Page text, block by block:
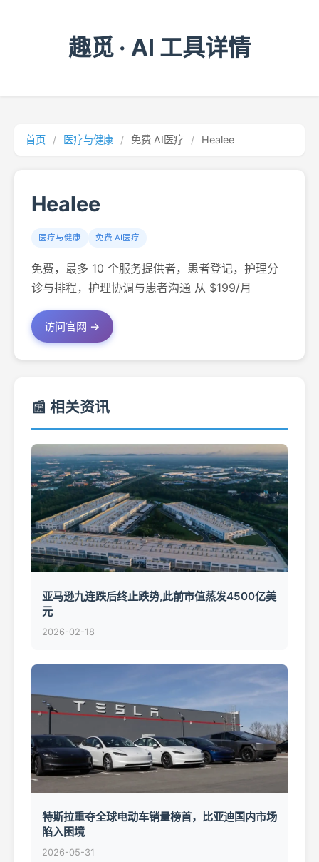
趣觅 · AI 工具详情
首页 / 医疗与健康 / 免费 AI医疗 / Healee
Healee
医疗与健康 免费 AI医疗
免费，最多 10 个服务提供者，患者登记，护理分
诊与排程，护理协调与患者沟通 从 $199/月
访问官网 →
📰 相关资讯
亚马逊九连跌后终止跌势,此前市值蒸发4500亿美
元
2026-02-18
特斯拉重夺全球电动车销量榜首，比亚迪国内市场
陷入困境
2026-05-31